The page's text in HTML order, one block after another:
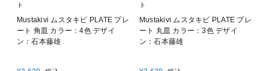
ト
Mustakivi ムスタキビ PLATE プレ
ート 角皿 カラー：4色 デザイ
ン：石本藤雄
ト
Mustakivi ムスタキビ PLATE プレ
ート 丸皿 カラー：3色 デザイ
ン：石本藤雄